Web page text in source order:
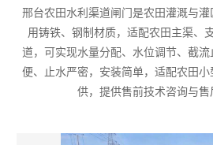
邢台农田水利渠道闸门是农田灌溉与
用铸铁、钢制材质，适配农田主渠、
道，可实现水量分配、水位调节、截
便、止水严密，安装简单，适配农田
供，提供售前技术咨询与售